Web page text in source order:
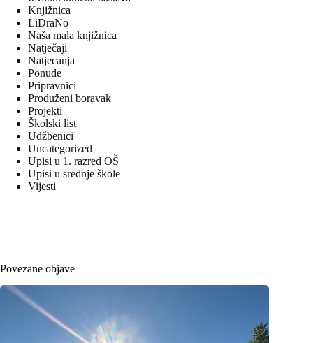
Knjižnica
LiDraNo
Naša mala knjižnica
Natječaji
Natjecanja
Ponude
Pripravnici
Produženi boravak
Projekti
Školski list
Udžbenici
Uncategorized
Upisi u 1. razred OŠ
Upisi u srednje škole
Vijesti
Povezane objave